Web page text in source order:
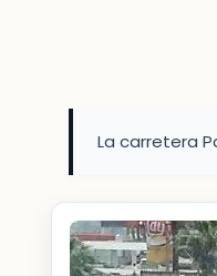
La carretera